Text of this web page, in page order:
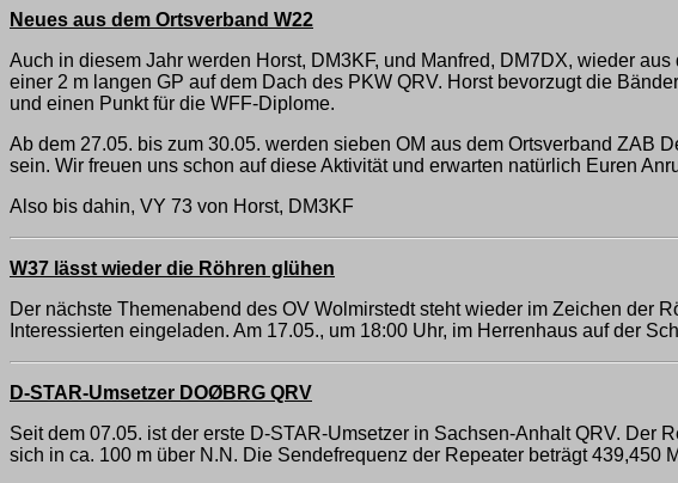
Neues aus dem Ortsverband W22
Auch in diesem Jahr werden Horst, DM3KF, und Manfred, DM7DX, wieder
einer 2 m langen GP auf dem Dach des PKW QRV. Horst bevorzugt die
und einen Punkt für die WFF-Diplome.
Ab dem 27.05. bis zum 30.05. werden sieben OM aus dem Ortsverband ZAB
sein. Wir freuen uns schon auf diese Aktivität und erwarten natürlich Euren
Also bis dahin, VY 73 von Horst, DM3KF
W37 lässt wieder die Röhren glühen
Der nächste Themenabend des OV Wolmirstedt steht wieder im Zeichen der
Interessierten eingeladen. Am 17.05., um 18:00 Uhr, im Herrenhaus auf der
D-STAR-Umsetzer DOØBRG QRV
Seit dem 07.05. ist der erste D-STAR-Umsetzer in Sachsen-Anhalt QRV. Der
sich in ca. 100 m über N.N. Die Sendefrequenz der Repeater beträgt 439,450